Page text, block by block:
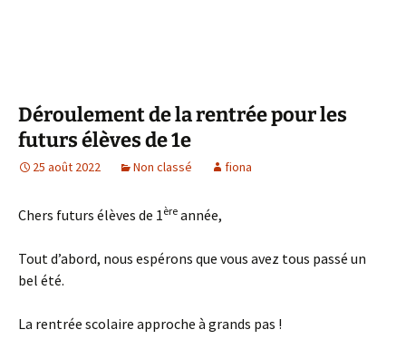
Déroulement de la rentrée pour les
futurs élèves de 1e
25 août 2022 Non classé fiona
Chers futurs élèves de 1ère année,
Tout d’abord, nous espérons que vous avez tous passé un
bel été.
La rentrée scolaire approche à grands pas !